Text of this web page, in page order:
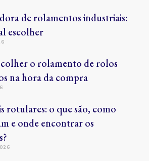
de rolamentos industriais:
escolher
o rolamento de rolos
na hora da compra
rotulares: o que são, como
e onde encontrar os